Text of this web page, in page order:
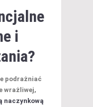
i
podrażniać
wrażliwej,
naczynkową